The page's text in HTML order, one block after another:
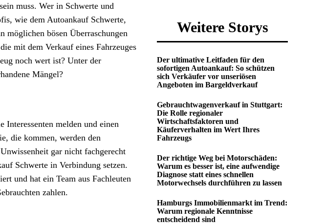
muss. Wer in Schwerte und
wie dem Autoankauf Schwerte,
möglichen bösen Überraschungen
mit dem Verkauf eines Fahrzeuges
noch wert ist? Unter der
Mängel?
melden und einen
die kommen, werden den
gar nicht fachgerecht
Schwerte in Verbindung setzen.
und hat ein Team aus Fachleuten
zahlen.
Weitere Storys
Der ultimative Leitfaden für den
sofortigen Autoankauf: So schützen
sich Verkäufer vor unseriösen
Angeboten im Bargeldverkauf
Gebrauchtwagenverkauf in Stuttgart:
Die Rolle regionaler
Wirtschaftsfaktoren und
Käuferverhalten im Wert Ihres
Fahrzeugs
Der richtige Weg bei Motorschäden:
Warum es besser ist, eine aufwendige
Diagnose statt eines schnellen
Motorwechsels durchführen zu lassen
Hamburgs Immobilienmarkt im Trend:
Warum regionale Kenntnisse
entscheidend sind